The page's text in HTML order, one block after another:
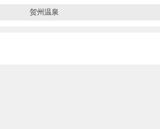
贺州温泉